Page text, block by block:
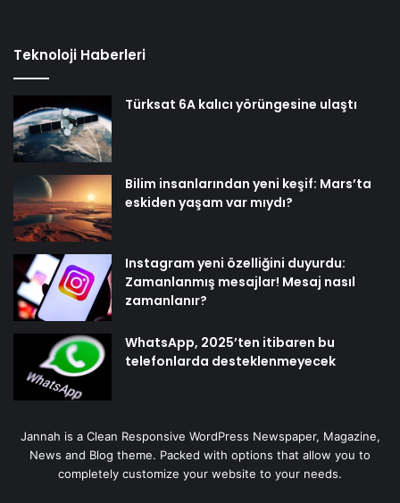
Teknoloji Haberleri
Türksat 6A kalıcı yörüngesine ulaştı
Bilim insanlarından yeni keşif: Mars’ta
eskiden yaşam var mıydı?
Instagram yeni özelliğini duyurdu:
Zamanlanmış mesajlar! Mesaj nasıl
zamanlanır?
WhatsApp, 2025’ten itibaren bu
telefonlarda desteklenmeyecek
Jannah is a Clean Responsive WordPress Newspaper, Magazine,
News and Blog theme. Packed with options that allow you to
completely customize your website to your needs.